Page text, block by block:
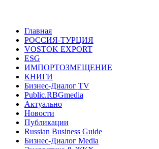
Главная
РОССИЯ-ТУРЦИЯ
VOSTOK EXPORT
ESG
ИМПОРТОЗМЕЩЕНИЕ
КНИГИ
Бизнес-Диалог TV
Public.RBGmedia
Актуально
Новости
Публикации
Russian Business Guide
Бизнес-Диалог Media